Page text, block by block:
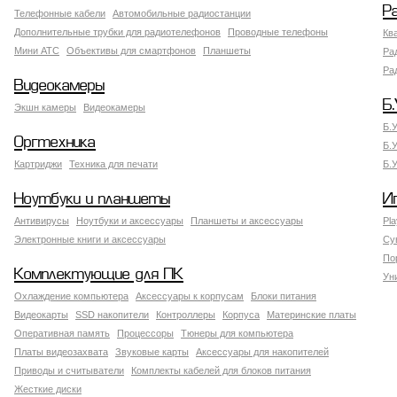
Телефонные кабели
Автомобильные радиостанции
Дополнительные трубки для радиотелефонов
Проводные телефоны
Мини АТС
Объективы для смартфонов Планшеты
Видеокамеры
Экшн камеры Видеокамеры
Оргтехника
Картриджи Техника для печати
Ноутбуки и планшеты
Антивирусы Ноутбуки и аксессуары
Планшеты и аксессуары
Электронные книги и аксессуары
Комплектующие для ПК
Охлаждение компьютера Аксессуары к корпусам
Блоки питания
Видеокарты
SSD накопители Контроллеры Корпуса
Материнские платы
Оперативная память
Процессоры
Тюнеры для компьютера
Платы видеозахвата
Звуковые карты
Аксессуары для накопителей
Приводы и считыватели
Комплекты кабелей для блоков питания
Жесткие диски